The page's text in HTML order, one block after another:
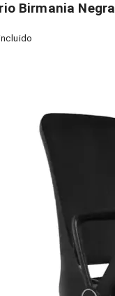
Birmania Negra